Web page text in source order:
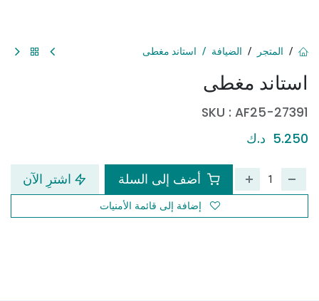
استاند مغطى
SKU : AF25-27391
5.250 د.ك
أضف إلى السلة اشترِ الآن
إضافة إلى قائمة الأمنيات
المتجر الضيافة استاند مغطى